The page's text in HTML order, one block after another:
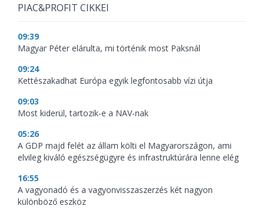
PIAC&PROFIT CIKKEI
09:39
Magyar Péter elárulta, mi történik most Paksnál
09:24
Kettészakadhat Európa egyik legfontosabb vízi útja
09:03
Most kiderül, tartozik-e a NAV-nak
05:26
A GDP majd felét az állam költi el Magyarországon, ami
elvileg kiváló egészségügyre és infrastruktúrára lenne elég
16:55
A vagyonadó és a vagyonvisszaszerzés két nagyon
különböző eszköz